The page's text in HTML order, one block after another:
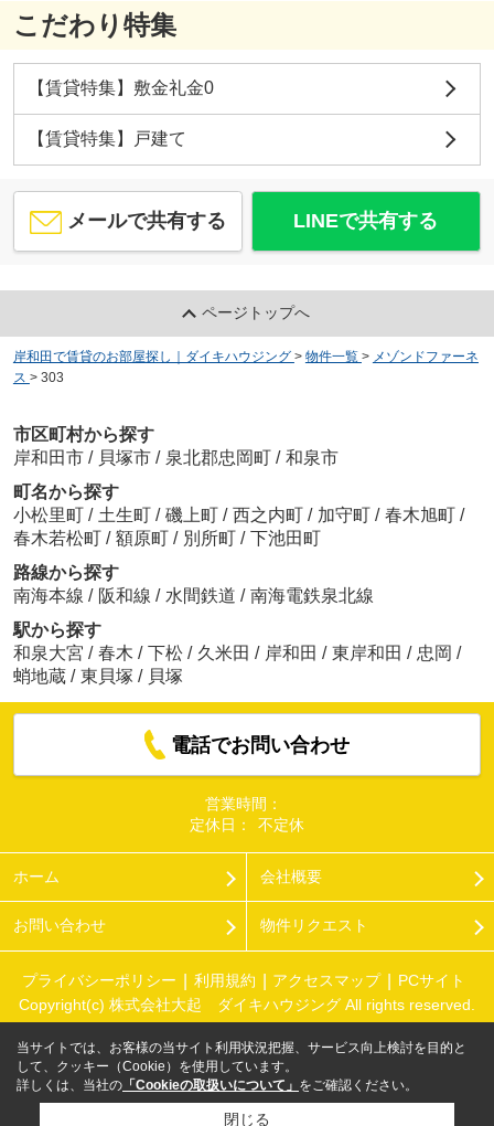
こだわり特集
【賃貸特集】敷金礼金0
【賃貸特集】戸建て
メールで共有する LINEで共有する
ページトップへ
岸和田で賃貸のお部屋探し｜ダイキハウジング > 物件一覧 > メゾンドファーネ
ス > 303
市区町村から探す
岸和田市 / 貝塚市 / 泉北郡忠岡町 / 和泉市
町名から探す
小松里町 / 土生町 / 磯上町 / 西之内町 / 加守町 / 春木旭町 /
春木若松町 / 額原町 / 別所町 / 下池田町
路線から探す
南海本線 / 阪和線 / 水間鉄道 / 南海電鉄泉北線
駅から探す
和泉大宮 / 春木 / 下松 / 久米田 / 岸和田 / 東岸和田 / 忠岡 /
蛸地蔵 / 東貝塚 / 貝塚
電話でお問い合わせ
営業時間：
定休日：
不定休
ホーム 会社概要
お問い合わせ 物件リクエスト
プライバシーポリシー 利用規約 アクセスマップ
PCサイト
Copyright(c) 株式会社大起 ダイキハウジング All rights reserved.
当サイトでは、お客様の当サイト利用状況把握、サービス向上検討を目的と
して、クッキー（Cookie）を使用しています。
詳しくは、当社の 「Cookieの取扱いについて」 をご確認ください。
閉じる